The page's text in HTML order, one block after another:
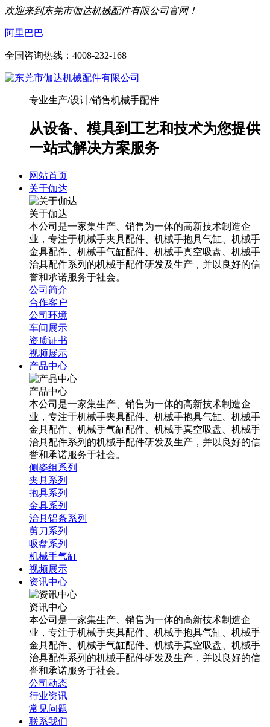
欢迎来到东莞市伽达机械配件有限公司官网！
阿里巴巴
全国咨询热线： 4008-232-168
专业生产/设计/销售机械手配件
从设备、模具到工艺和技术为您提供
一站式解决方案服务
网站首页
关于伽达
关于伽达
本公司是一家集生产、销售为一体的高新技术制造企
业，专注于机械手夹具配件、机械手抱具气缸、机械手
金具配件、机械手气缸配件、机械手真空吸盘、机械手
治具配件系列的机械手配件研发及生产，并以良好的信
誉和承诺服务于社会。
公司简介
合作客户
公司环境
车间展示
资质证书
视频展示
产品中心
产品中心
本公司是一家集生产、销售为一体的高新技术制造企
业，专注于机械手夹具配件、机械手抱具气缸、机械手
金具配件、机械手气缸配件、机械手真空吸盘、机械手
治具配件系列的机械手配件研发及生产，并以良好的信
誉和承诺服务于社会。
侧姿组系列
夹具系列
抱具系列
金具系列
治具铝条系列
剪刀系列
吸盘系列
机械手气缸
视频展示
资讯中心
资讯中心
本公司是一家集生产、销售为一体的高新技术制造企
业，专注于机械手夹具配件、机械手抱具气缸、机械手
金具配件、机械手气缸配件、机械手真空吸盘、机械手
治具配件系列的机械手配件研发及生产，并以良好的信
誉和承诺服务于社会。
公司动态
行业资讯
常见问题
联系我们